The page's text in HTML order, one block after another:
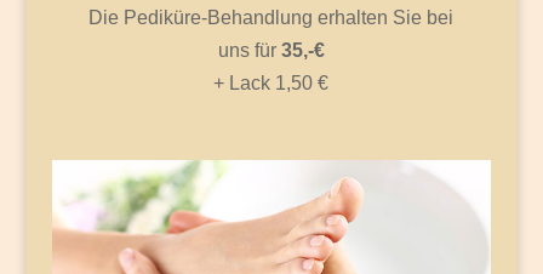
Die Pediküre-Behandlung erhalten Sie bei
uns für 35,-€
+ Lack 1,50 €